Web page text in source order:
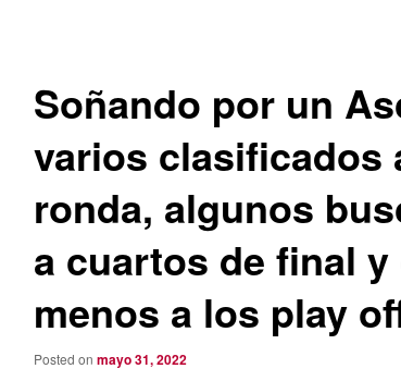
Soñando por un
varios clasificados
ronda, algunos
a cuartos de final
menos a los play
Posted on mayo 31, 2022